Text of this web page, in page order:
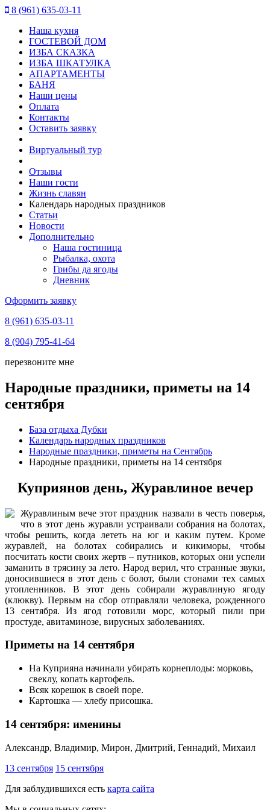
8 (961) 635-03-11
Наша кухня
ГОСТЕВОЙ ДОМ
ИЗБА СКАЗКА
ИЗБА ШКАТУЛКА
АПАРТАМЕНТЫ
БАНЯ
Наши цены
Оплата
Контакты
Оставить заявку
Виртуальный тур
Отзывы
Наши гости
Жизнь славян
Календарь народных праздников
Статьи
Новости
Дополнительно
Наша гостиница
Рыбалка, охота
Грибы да ягоды
Дневник
Оформить заявку
8 (961) 635-03-11
8 (904) 795-41-64
перезвоните мне
Народные праздники, приметы на 14
сентября
База отдыха Дубки
Календарь народных праздников
Народные праздники, приметы на Сентябрь
Народные праздники, приметы на 14 сентября
Куприянов день, Журавлиное вечер
Журавлиным вече этот праздник назвали в честь поверья,
что в этот день журавли устраивали собрания на болотах,
чтобы решить, когда лететь на юг и каким путем. Кроме
журавлей, на болотах собирались и кикиморы, чтобы
посчитать кости своих жертв – путников, которых они успели
заманить в трясину за лето. Народ верил, что странные звуки,
доносившиеся в этот день с болот, были стонами тех самых
утопленников. В этот день собирали журавлиную ягоду
(клюкву). Первым на сбор отправляли человека, рожденного
13 сентября. Из ягод готовили морс, который пили при
простуде, авитаминозе, вирусных заболеваниях.
Приметы на 14 сентября
На Куприяна начинали убирать корнеплоды: морковь,
свеклу, копать картофель.
Всяк корешок в своей поре.
Картошка — хлебу присошка.
14 сентября: именины
Александр, Владимир, Мирон, Дмитрий, Геннадий, Михаил
13 сентября 15 сентября
Для заблудившихся есть карта сайта